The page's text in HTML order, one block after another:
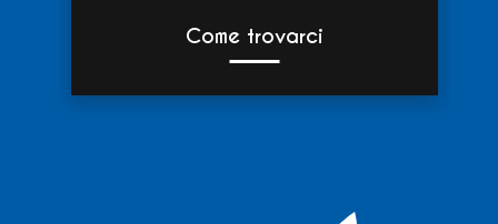
Come trovarci